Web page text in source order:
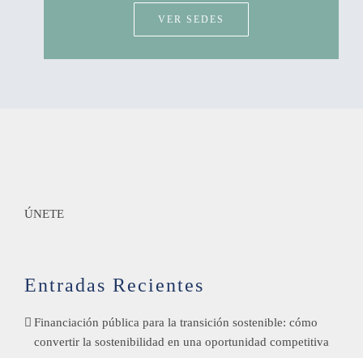
VER SEDES
ÚNETE
Entradas Recientes
Financiación pública para la transición sostenible: cómo
convertir la sostenibilidad en una oportunidad competitiva